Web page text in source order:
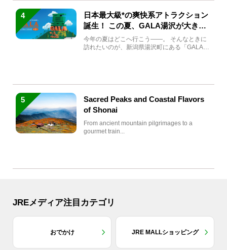
4
日本最大級*の爽快系アトラクション
誕生！ この夏、GALA湯沢が大きく
生まれ変わる
今年の夏はどこへ行こう――。 そんなときに
訪れたいのが、新潟県湯沢町にある「GALA湯
5
Sacred Peaks and Coastal Flavors
of Shonai
From ancient mountain pilgrimages to a
gourmet train...
JREメディア注目カテゴリ
おでかけ JRE MALLショッピング